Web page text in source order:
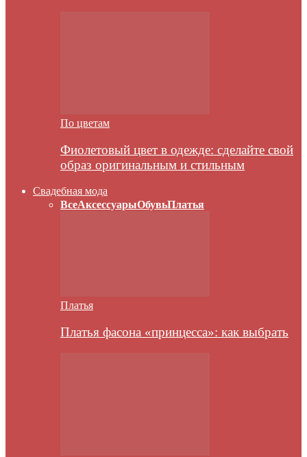
По цветам
Фиолетовый цвет в одежде: сделайте свой
образ оригинальным и стильным
Свадебная мода
ВсеАксессуарыОбувьПлатья
Платья
Платья фасона «принцесса»: как выбрать